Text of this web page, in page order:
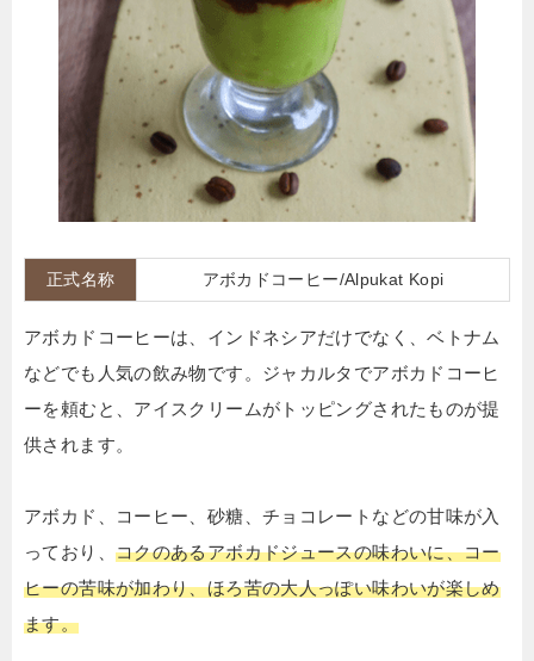
正式名称 アボカドコーヒー/Alpukat Kopi
アボカドコーヒーは、インドネシアだけでなく、ベトナム
などでも人気の飲み物です。ジャカルタでアボカドコーヒ
ーを頼むと、アイスクリームがトッピングされたものが提
供されます。
アボカド、コーヒー、砂糖、チョコレートなどの甘味が入
っており、 コクのあるアボカドジュースの味わいに、コー
ヒーの苦味が加わり、ほろ苦の大人っぽい味わいが楽しめ
ます。